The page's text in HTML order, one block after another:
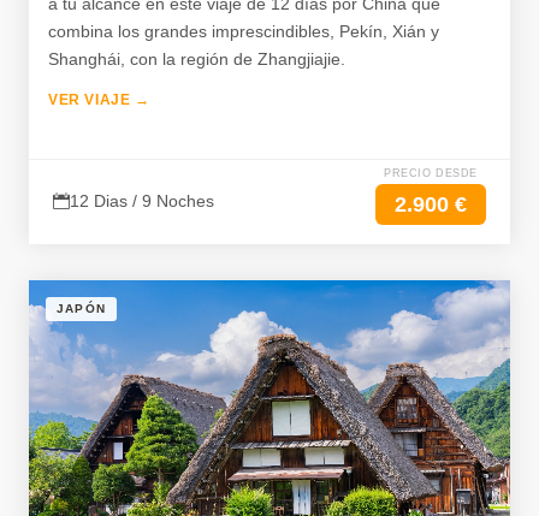
combina los grandes imprescindibles, Pekín, Xián y
Shanghái, con la región de Zhangjiajie.
VER VIAJE →
12 Dias / 9 Noches
PRECIO DESDE
2.900 €
JAPÓN